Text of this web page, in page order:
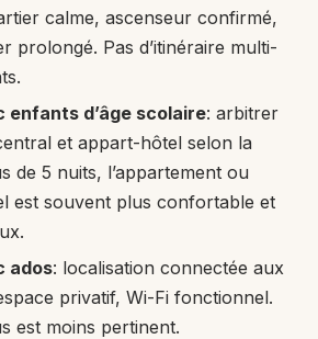
calme, ascenseur confirmé,
prolongé. Pas d’itinéraire multi-
enfants d’âge scolaire: arbitrer
et appart-hôtel selon la
de 5 nuits, l’appartement ou
est souvent plus confortable et
ados: localisation connectée aux
privatif, Wi-Fi fonctionnel.
est moins pertinent.